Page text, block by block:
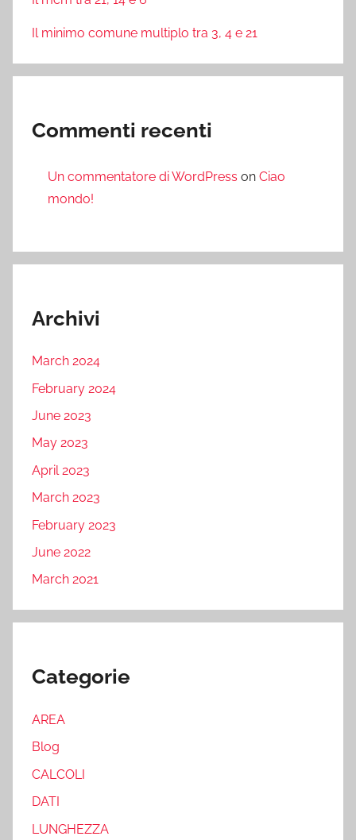
Il minimo comune multiplo tra 3, 4 e 21
Commenti recenti
Un commentatore di WordPress on Ciao
mondo!
Archivi
March 2024
February 2024
June 2023
May 2023
April 2023
March 2023
February 2023
June 2022
March 2021
Categorie
AREA
Blog
CALCOLI
DATI
LUNGHEZZA